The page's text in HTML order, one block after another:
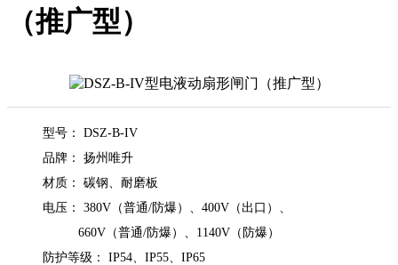
（推广型）
型号： DSZ-B-IV
品牌： 扬州唯升
材质： 碳钢、耐磨板
电压： 380V（普通/防爆）、400V（出口）、
660V（普通/防爆）、1140V（防爆）
防护等级： IP54、IP55、IP65